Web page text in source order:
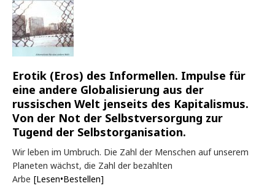
Erotik (Eros) des Informellen. Impulse für
eine andere Globalisierung aus der
russischen Welt jenseits des Kapitalismus.
Von der Not der Selbstversorgung zur
Tugend der Selbstorganisation.
Wir leben im Umbruch. Die Zahl der Menschen auf unserem
Planeten wächst, die Zahl der bezahlten
Arbe [Lesen•Bestellen]